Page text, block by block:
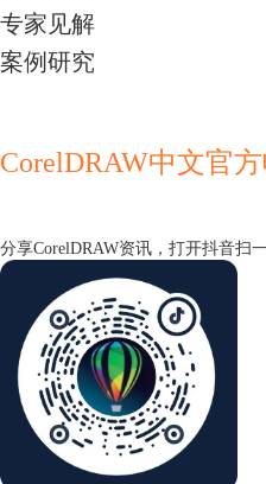
专家见解
案例研究
CorelDRAW中文官
分享CorelDRAW资讯，打开抖音扫